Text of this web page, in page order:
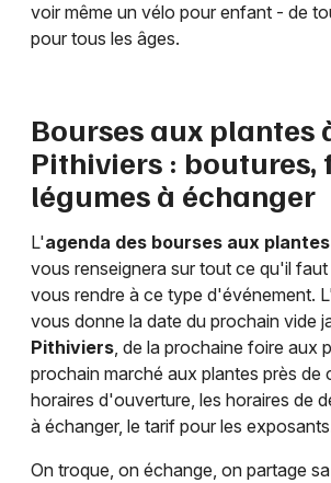
voir même un vélo pour enfant - de
pour tous les âges.
Bourses aux plantes
Pithiviers : boutures,
légumes à échanger
L'agenda des bourses aux
vous renseignera sur tout ce qu'il
vous rendre à ce type d'événement.
vous donne la date du prochain vide
Pithiviers, de la prochaine foire aux
prochain marché aux plantes près de
horaires d'ouverture, les horaires de
à échanger, le tarif pour les
On troque, on échange, on partage